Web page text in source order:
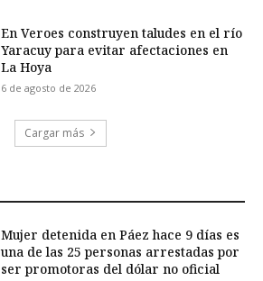
En Veroes construyen taludes en el río
Yaracuy para evitar afectaciones en
La Hoya
6 de agosto de 2026
Cargar más
Mujer detenida en Páez hace 9 días es
una de las 25 personas arrestadas por
ser promotoras del dólar no oficial